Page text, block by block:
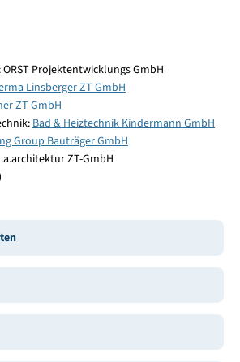
Projektentwicklungs GmbH
Linsberger ZT GmbH
ZT GmbH
Bad & Heiztechnik Kindermann GmbH
Group Bauträger GmbH
ZT-GmbH